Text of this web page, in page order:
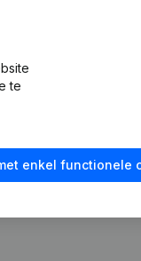
te
enkel functionele
checken